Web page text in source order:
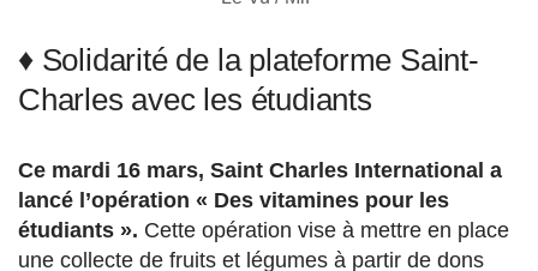
♦ Solidarité de la plateforme Saint-
Charles avec les étudiants
Ce mardi 16 mars, Saint Charles International a
lancé l’opération « Des vitamines pour les
étudiants ». Cette opération vise à mettre en place
une collecte de fruits et légumes à partir de dons